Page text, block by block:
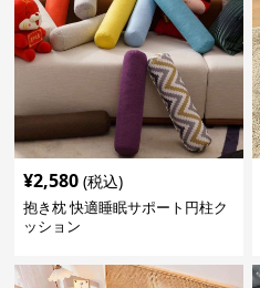
¥2,580 (税込)
抱き枕 快適睡眠サポート円柱ク
ッション